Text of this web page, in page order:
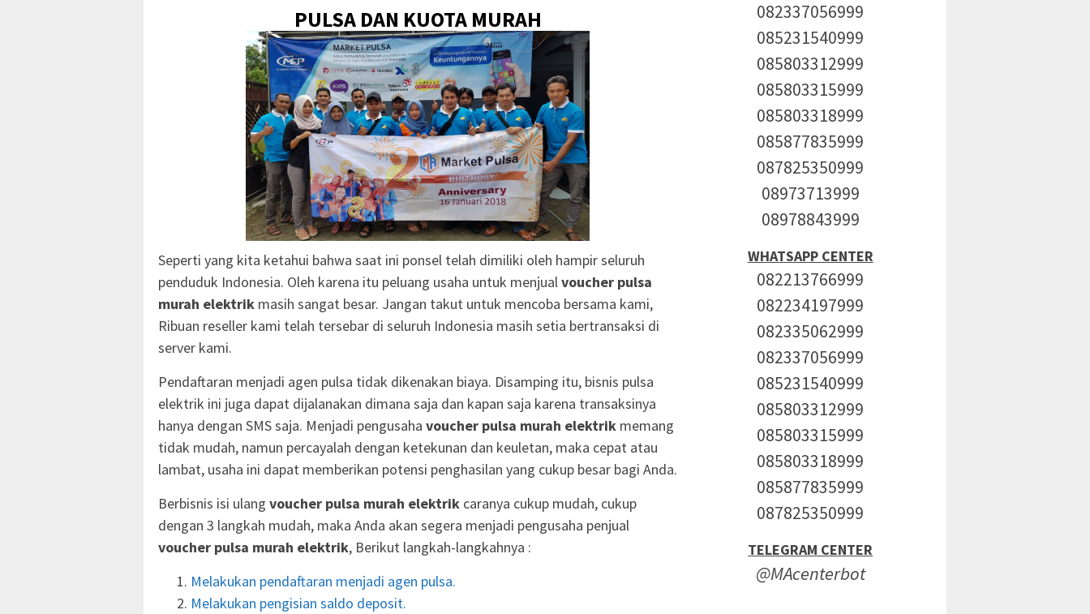
PULSA DAN KUOTA MURAH
Seperti yang kita ketahui bahwa saat ini ponsel telah dimiliki oleh hampir seluruh
penduduk Indonesia. Oleh karena itu peluang usaha untuk menjualvoucher pulsa
murah elektrik masih sangat besar. Jangan takut untuk mencoba bersama kami,
Ribuan reseller kami telah tersebar di seluruh Indonesia masih setia bertransaksi di
server kami.
Pendaftaran menjadi agen pulsa tidak dikenakan biaya. Disamping itu, bisnis pulsa
elektrik ini juga dapat dijalanakan dimana saja dan kapan saja karena transaksinya
hanya dengan SMS saja. Menjadi pengusaha voucher pulsa murah elektrik memang
tidak mudah, namun percayalah dengan ketekunan dan keuletan, maka cepat atau
lambat, usaha ini dapat memberikan potensi penghasilan yang cukup besar bagi Anda.
Berbisnis isi ulang voucher pulsa murah elektrik caranya cukup mudah, cukup
dengan 3 langkah mudah, maka Anda akan segera menjadi pengusaha penjual
voucher pulsa murah elektrik, Berikut langkah-langkahnya :
Melakukan pendaftaran menjadi agen pulsa.
Melakukan pengisian saldo deposit.
082337056999
085231540999
085803312999
085803315999
085803318999
085877835999
087825350999
08973713999
08978843999
WHATSAPP CENTER
082213766999
082234197999
082335062999
082337056999
085231540999
085803312999
085803315999
085803318999
085877835999
087825350999
TELEGRAM CENTER
@MAcenterbot